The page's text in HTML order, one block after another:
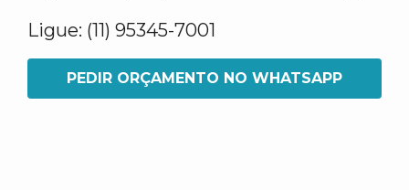
Ligue: (11) 95345-7001
PEDIR ORÇAMENTO NO WHATSAPP